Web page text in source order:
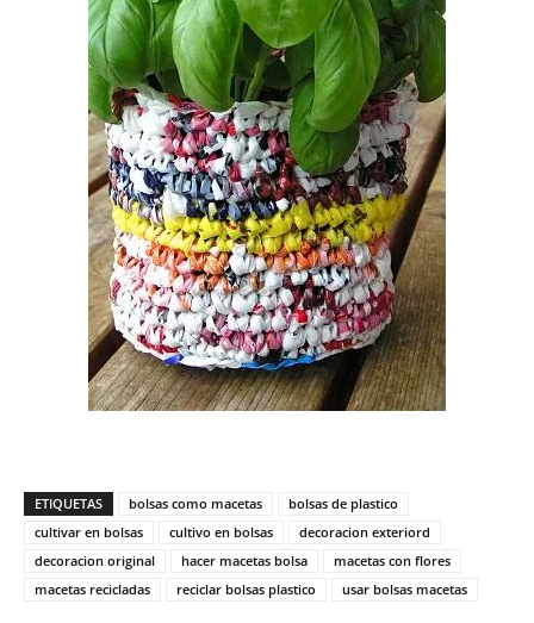
ETIQUETAS bolsas como macetas
bolsas de plastico
cultivar en bolsas
cultivo en bolsas
decoracion exteriord
decoracion original
hacer macetas bolsa
macetas con flores
macetas recicladas
reciclar bolsas plastico usar bolsas macetas